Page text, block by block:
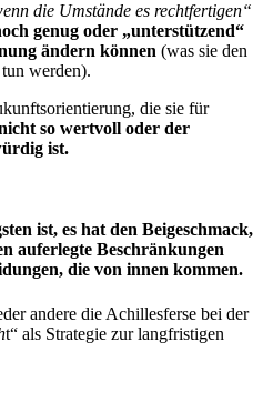
die Umstände es rechtfertigen“
genug oder „unterstützend“
ändern können (was sie den
werden).
rung, die sie für
so wertvoll oder der
ist.
ist, es hat den Beigeschmack,
auferlegte Beschränkungen
die von innen kommen.
andere die Achillesferse bei der
t“ als Strategie zur langfristigen